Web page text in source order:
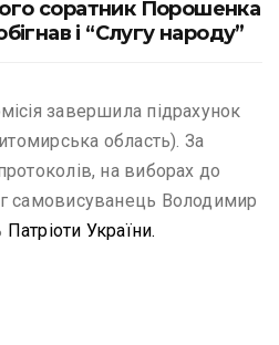
соратник Порошенка
і “Слугу народу”
завершила підрахунок
область). За
на виборах до
самовисуванець Володимир
Патріоти України.